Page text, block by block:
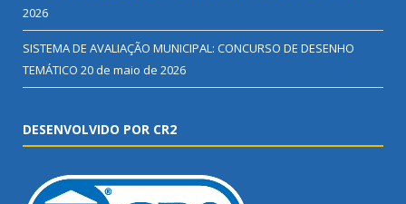
2026
SISTEMA DE AVALIAÇÃO MUNICIPAL: CONCURSO DE DESENHO
TEMÁTICO 20 de maio de 2026
DESENVOLVIDO POR CR2